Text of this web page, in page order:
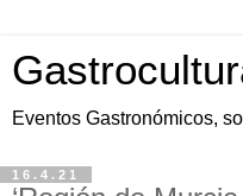
Eventos Gastronómicos,
16.4.21